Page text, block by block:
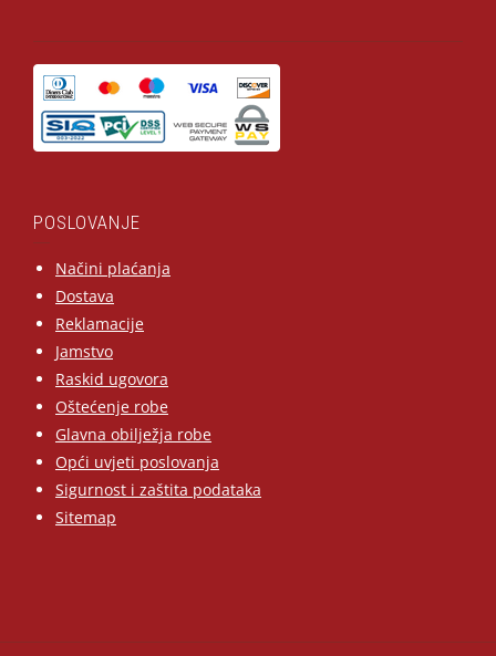
POSLOVANJE
Načini plaćanja
Dostava
Reklamacije
Jamstvo
Raskid ugovora
Oštećenje robe
Glavna obilježja robe
Opći uvjeti poslovanja
Sigurnost i zaštita podataka
Sitemap